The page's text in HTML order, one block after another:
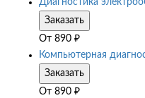
Диагностика
Заказать
От 890 ₽
Компьютерная
Заказать
От 890 ₽